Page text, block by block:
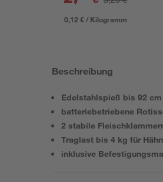
0,12 € / Kilogramm
Beschreibung
Edelstahlspieß bis 92
batteriebetriebene
2 stabile
Traglast bis 4 kg für
inklusive